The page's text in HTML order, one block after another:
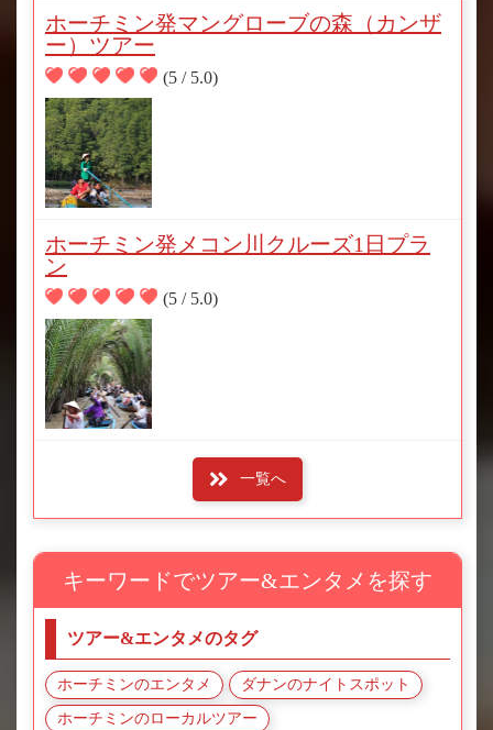
ホーチミン発マングローブの森（カンザ
ー）ツアー
(5 / 5.0)
ホーチミン発メコン川クルーズ1日プラ
ン
(5 / 5.0)
一覧へ
キーワードでツアー&エンタメを探す
ツアー&エンタメのタグ
ホーチミンのエンタメ ダナンのナイトスポット
ホーチミンのローカルツアー